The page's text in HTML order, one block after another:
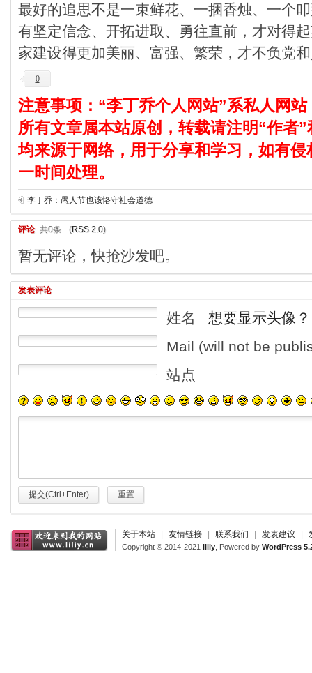
最好的追思不是一束鲜花、一捆香烛、一个
有坚定信念、开拓进取、勇往直前，才对得
家建设得更加美丽、富强、繁荣，才不负党
0
注意事项：“李丁乔个人网站”系私人网
所有文章属本站原创，转载请注明“作者
均来源于网络，用于分享和学习，如有
一时间处理。
李丁乔：愚人节也该恪守社会道德
评论 共0条 (RSS 2.0)
暂无评论，快抢沙发吧。
发表评论
姓名
想要显示头像？
Mail (will not be
站点
提交(Ctrl+Enter) 重置
关于本站 | 友情链接 | 联系我们 | 发表建议 |
Copyright © 2014-2021 liliy , Powered by WordPress